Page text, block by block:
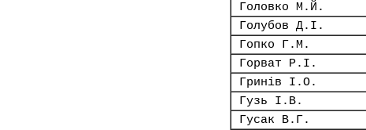
Головко М.Й.
Голубов Д.І.
Гопко Г.М.
Горват Р.І.
Гринів І.О.
Гузь І.В.
Гусак В.Г.